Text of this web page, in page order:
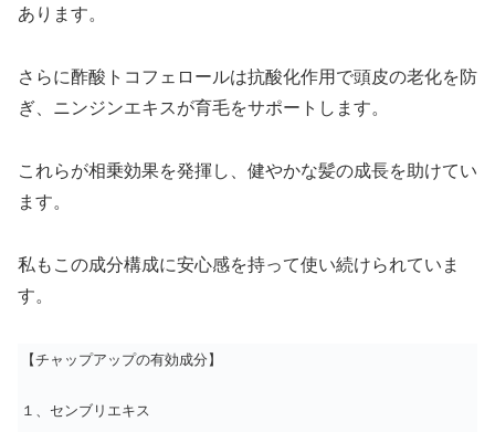
あります。
さらに酢酸トコフェロールは抗酸化作用で頭皮の老化を防
ぎ、ニンジンエキスが育毛をサポートします。
これらが相乗効果を発揮し、健やかな髪の成長を助けてい
ます。
私もこの成分構成に安心感を持って使い続けられていま
す。
【チャップアップの有効成分】
１、センブリエキス